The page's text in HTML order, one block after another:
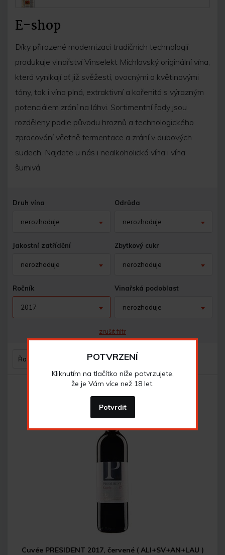
E-shop
Díky přirozené modernizaci tradičních technologií
produkuje vinařství Vinselekt Michlovský originální vína,
která vynikají ať již svěžestí, ovocnými a květinovými
tóny, tak i vína plná, extraktivní a kořenitá s výrazným
potenciálem zrání na láhvi. Sortimentní řady jsou
rozděleny podle původu hroznů a technologického
zpracování včetně fermentace a zrání v dubových
sudech. Najdete u nás i nealkoholická vína i vína
šumivá.
Druh vína
nerozhoduje
Odrůda
nerozhoduje
Jakostní zatřídění
nerozhoduje
Zbytkový cukr
nerozhoduje
Ročník
2017
Vinařská podoblast
nerozhoduje
zrušit filtr
Řazení
Cuvée PRESIDENT 2017, červené ( ALI+SV+AN+LAU )
POTVRZENÍ
Kliknutím na tlačítko níže potvrzujete,
že je Vám více než 18 let.
Potvrdit